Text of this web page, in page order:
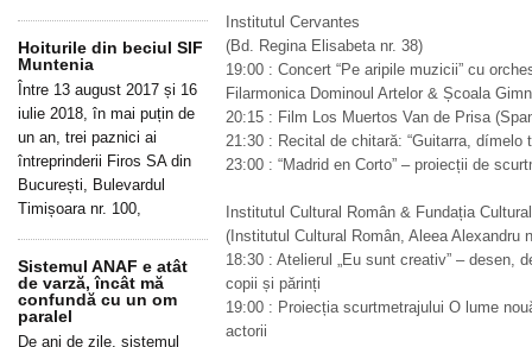
Institutul Cervantes
(Bd. Regina Elisabeta nr. 38)
19:00 : Concert “Pe aripile muzicii” cu
Filarmonica Dominoul Artelor & Școala
20:15 : Film Los Muertos Van de Prisa
21:30 : Recital de chitară: “Guitarra, dímelo
23:00 : “Madrid en Corto” – proiecții de
Institutul Cultural Român & Fundația
(Institutul Cultural Român, Aleea Alexandru
18:30 : Atelierul „Eu sunt creativ” – desen,
copii și părinți
19:00 : Proiecția scurtmetrajului O lume
actorii
Hoiturile din beciul SIF
Muntenia
Între 13 august 2017 și 16
iulie 2018, în mai puțin de
un an, trei paznici ai
întreprinderii Firos SA din
București, Bulevardul
Timișoara nr. 100,
Sistemul ANAF e atât
de varză, încât mă
confundă cu un om
paralel
De ani de zile, sistemul